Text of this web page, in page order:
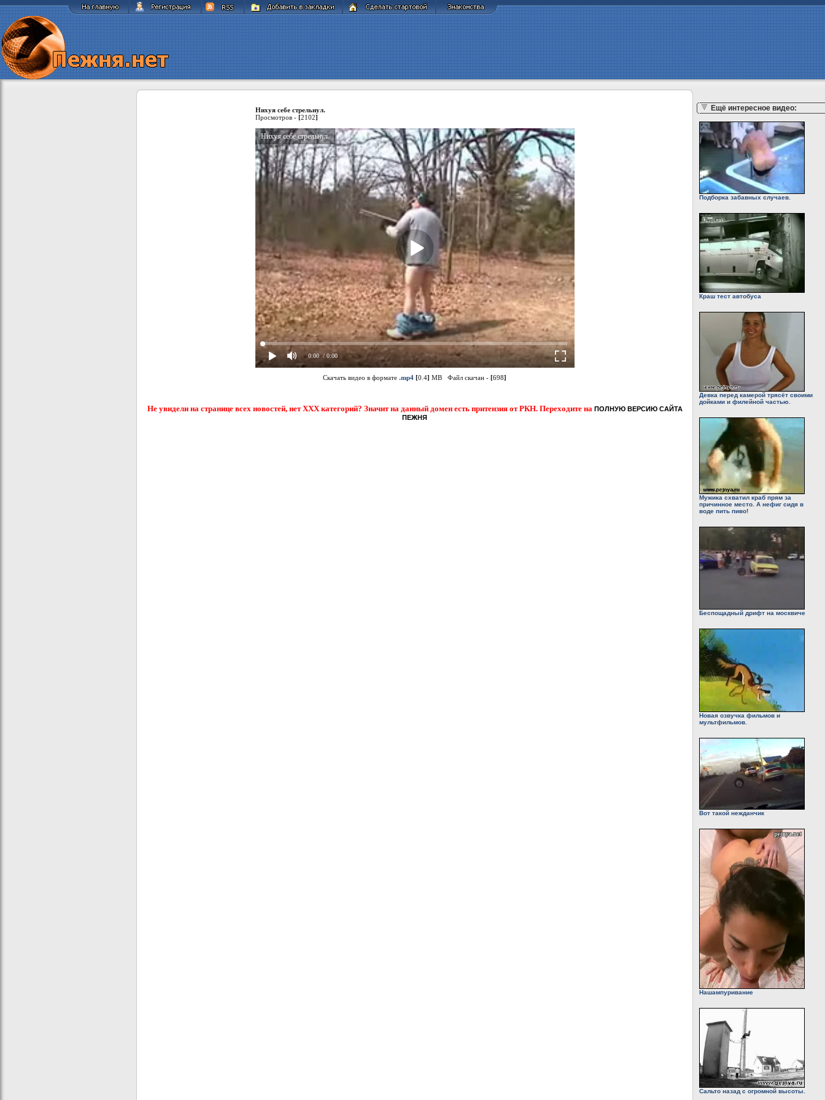
Нихуя себе стрельнул.
Просмотров - [2102]
Нихуя себе стрельнул.
0:00 / 0:00
Скачать видео в формате .mp4 [0.4] MB Файл скачан - [698]
Не увидели на странице всех новостей, нет XXX категорий? Значит на данный домен есть притензия от РКН. Переходите на ПОЛНУЮ ВЕРСИЮ САЙТА
ПЕЖНЯ
Ещё интересное видео:
Подборка забавных случаев.
Краш тест автобуса
Девка перед камерой трясёт своими
дойками и филейной частью.
Мужика схватил краб прям за
причинное место. А нефиг сидя в
воде пить пиво!
Беспощадный дрифт на москвиче
Новая озвучка фильмов и
мультфильмов.
Вот такой нежданчик
Нашампуривание
Сальто назад с огромной высоты.